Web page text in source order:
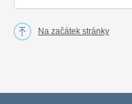
Na začátek stránky